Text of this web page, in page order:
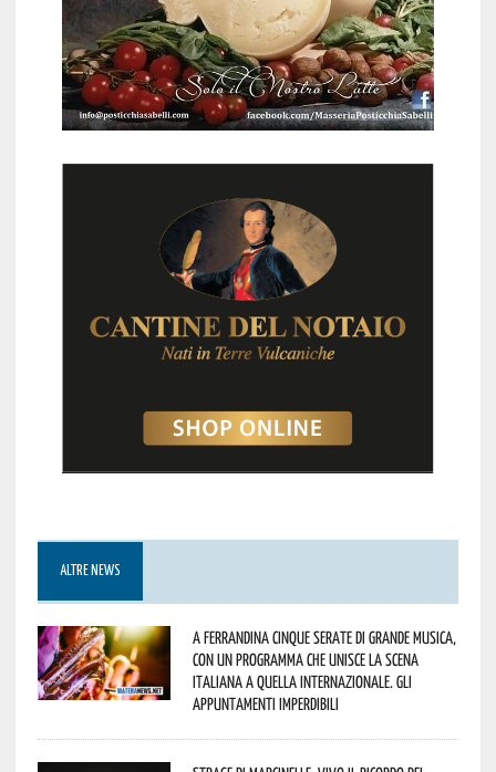
ALTRE NEWS
A Ferrandina cinque serate di grande musica,
con un programma che unisce la scena
italiana a quella internazionale. Gli
appuntamenti imperdibili